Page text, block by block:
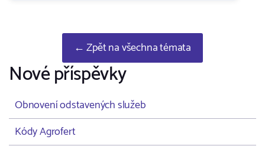
← Zpět na všechna témata
Nové příspěvky
Obnovení odstavených služeb
Kódy Agrofert